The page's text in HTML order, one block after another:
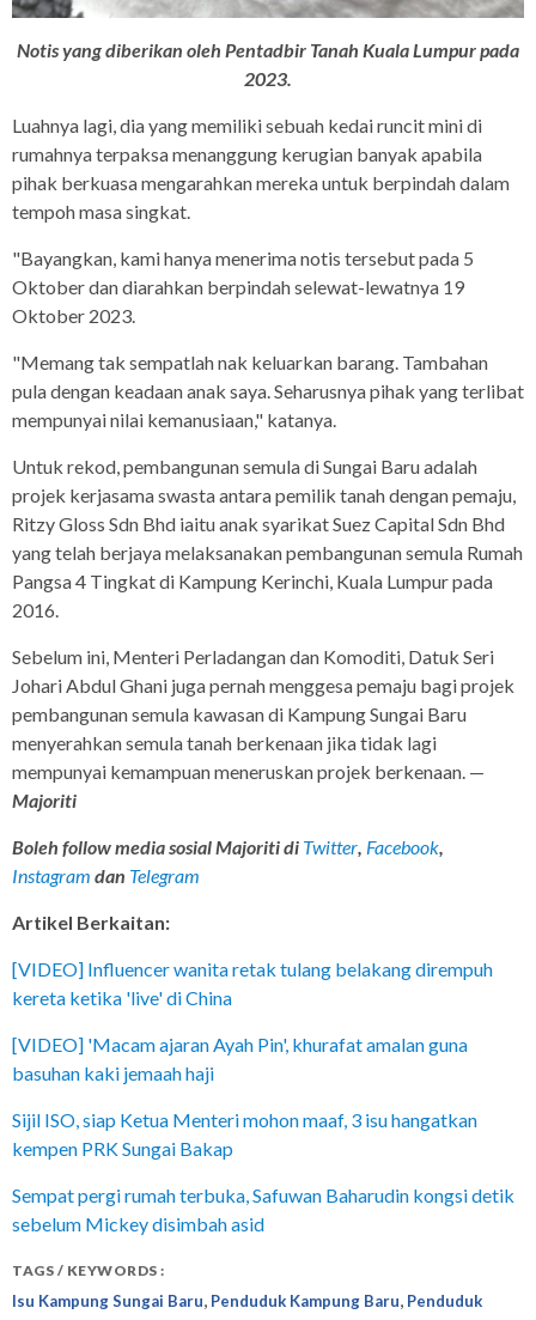
Notis yang diberikan oleh Pentadbir Tanah Kuala Lumpur pada
2023.
Luahnya lagi, dia yang memiliki sebuah kedai runcit mini di
rumahnya terpaksa menanggung kerugian banyak apabila
pihak berkuasa mengarahkan mereka untuk berpindah dalam
tempoh masa singkat.
"Bayangkan, kami hanya menerima notis tersebut pada 5
Oktober dan diarahkan berpindah selewat-lewatnya 19
Oktober 2023.
"Memang tak sempatlah nak keluarkan barang. Tambahan
pula dengan keadaan anak saya. Seharusnya pihak yang terlibat
mempunyai nilai kemanusiaan," katanya.
Untuk rekod, pembangunan semula di Sungai Baru adalah
projek kerjasama swasta antara pemilik tanah dengan pemaju,
Ritzy Gloss Sdn Bhd iaitu anak syarikat Suez Capital Sdn Bhd
yang telah berjaya melaksanakan pembangunan semula Rumah
Pangsa 4 Tingkat di Kampung Kerinchi, Kuala Lumpur pada
2016.
Sebelum ini, Menteri Perladangan dan Komoditi, Datuk Seri
Johari Abdul Ghani juga pernah menggesa pemaju bagi projek
pembangunan semula kawasan di Kampung Sungai Baru
menyerahkan semula tanah berkenaan jika tidak lagi
mempunyai kemampuan meneruskan projek berkenaan. —
Majoriti
Boleh follow media sosial Majoriti di Twitter, Facebook,
Instagram dan Telegram
Artikel Berkaitan:
[VIDEO] Influencer wanita retak tulang belakang dirempuh
kereta ketika 'live' di China
[VIDEO] 'Macam ajaran Ayah Pin', khurafat amalan guna
basuhan kaki jemaah haji
Sijil ISO, siap Ketua Menteri mohon maaf, 3 isu hangatkan
kempen PRK Sungai Bakap
Sempat pergi rumah terbuka, Safuwan Baharudin kongsi detik
sebelum Mickey disimbah asid
TAGS / KEYWORDS :
Isu Kampung Sungai Baru, Penduduk Kampung Baru, Penduduk